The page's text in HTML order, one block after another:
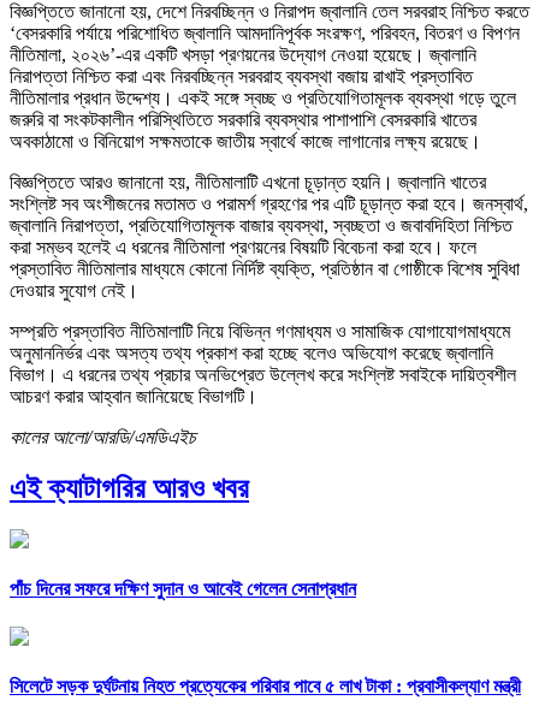
বিজ্ঞপ্তিতে জানানো হয়, দেশে নিরবচ্ছিন্ন ও নিরাপদ জ্বালানি তেল সরবরাহ নিশ্চিত করতে
‘বেসরকারি পর্যায়ে পরিশোধিত জ্বালানি আমদানিপূর্বক সংরক্ষণ, পরিবহন, বিতরণ ও বিপণন
নীতিমালা, ২০২৬’-এর একটি খসড়া প্রণয়নের উদ্যোগ নেওয়া হয়েছে। জ্বালানি
নিরাপত্তা নিশ্চিত করা এবং নিরবচ্ছিন্ন সরবরাহ ব্যবস্থা বজায় রাখাই প্রস্তাবিত
নীতিমালার প্রধান উদ্দেশ্য। একই সঙ্গে স্বচ্ছ ও প্রতিযোগিতামূলক ব্যবস্থা গড়ে তুলে
জরুরি বা সংকটকালীন পরিস্থিতিতে সরকারি ব্যবস্থার পাশাপাশি বেসরকারি খাতের
অবকাঠামো ও বিনিয়োগ সক্ষমতাকে জাতীয় স্বার্থে কাজে লাগানোর লক্ষ্য রয়েছে।
বিজ্ঞপ্তিতে আরও জানানো হয়, নীতিমালাটি এখনো চূড়ান্ত হয়নি। জ্বালানি খাতের
সংশ্লিষ্ট সব অংশীজনের মতামত ও পরামর্শ গ্রহণের পর এটি চূড়ান্ত করা হবে। জনস্বার্থ,
জ্বালানি নিরাপত্তা, প্রতিযোগিতামূলক বাজার ব্যবস্থা, স্বচ্ছতা ও জবাবদিহিতা নিশ্চিত
করা সম্ভব হলেই এ ধরনের নীতিমালা প্রণয়নের বিষয়টি বিবেচনা করা হবে। ফলে
প্রস্তাবিত নীতিমালার মাধ্যমে কোনো নির্দিষ্ট ব্যক্তি, প্রতিষ্ঠান বা গোষ্ঠীকে বিশেষ সুবিধা
দেওয়ার সুযোগ নেই।
সম্প্রতি প্রস্তাবিত নীতিমালাটি নিয়ে বিভিন্ন গণমাধ্যম ও সামাজিক যোগাযোগমাধ্যমে
অনুমাননির্ভর এবং অসত্য তথ্য প্রকাশ করা হচ্ছে বলেও অভিযোগ করেছে জ্বালানি
বিভাগ। এ ধরনের তথ্য প্রচার অনভিপ্রেত উল্লেখ করে সংশ্লিষ্ট সবাইকে দায়িত্বশীল
আচরণ করার আহ্বান জানিয়েছে বিভাগটি।
কালের আলো/আরডি/এমডিএইচ
এই ক্যাটাগরির আরও খবর
পাঁচ দিনের সফরে দক্ষিণ সুদান ও আবেই গেলেন সেনাপ্রধান
সিলেটে সড়ক দুর্ঘটনায় নিহত প্রত্যেকের পরিবার পাবে ৫ লাখ টাকা : প্রবাসীকল্যাণ মন্ত্রী